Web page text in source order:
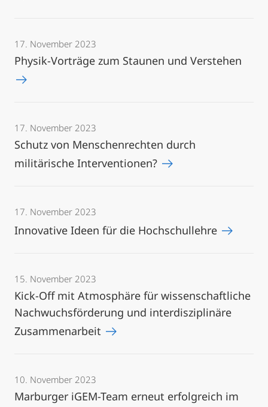
17. November 2023
Physik-Vorträge zum Staunen und Verstehen
17. November 2023
Schutz von Menschenrechten durch
militärische Interventionen?
17. November 2023
Innovative Ideen für die Hochschullehre
15. November 2023
Kick-Off mit Atmosphäre für wissenschaftliche
Nachwuchsförderung und interdisziplinäre
Zusammenarbeit
10. November 2023
Marburger iGEM-Team erneut erfolgreich im